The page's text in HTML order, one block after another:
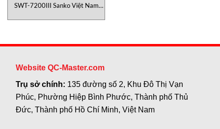
SWT-7200III Sanko Việt Nam
Website QC-Master.com
Trụ sở chính: 135 đường số 2, Khu Đô Thị Vạn
Phúc, Phường Hiệp Bình Phước, Thành phố Thủ
Đức, Thành phố Hồ Chí Minh, Việt Nam